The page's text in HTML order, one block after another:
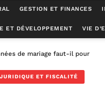
GESTION ET FINANCES
ET DÉVELOPPEMENT VIE
de mariage faut-il pour
JURIDIQUE ET FISCALITÉ